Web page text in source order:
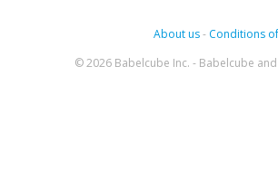
About us- Conditions
© 2026 Babelcube Inc. - Babelcube